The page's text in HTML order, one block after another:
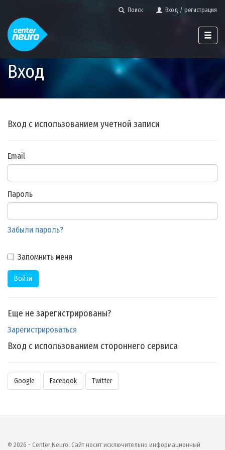
Поиск Вход / регистрация
Вход
Вход с использованием учетной записи
Email
Пароль
Забыли пароль?
Запомнить меня
Еще не зарегистрированы?
Зарегистрироваться
Вход с использованием стороннего сервиса
Google Facebook Twitter
© 2026 - Center Neuro. Сайт носит исключительно информационный